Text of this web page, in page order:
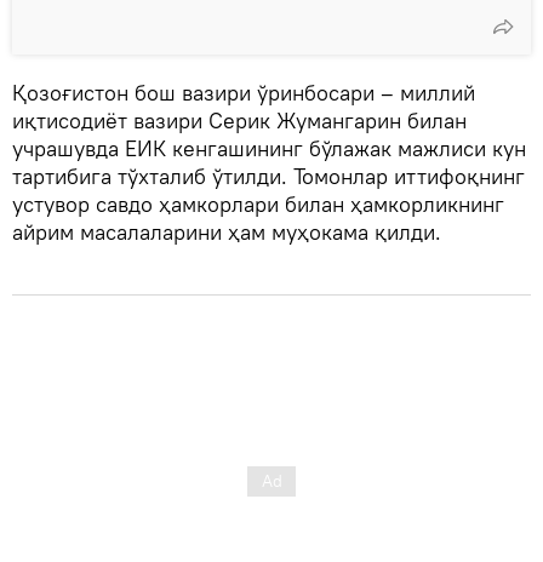
Қозоғистон бош вазири ўринбосари – миллий
иқтисодиёт вазири Серик Жумангарин билан
учрашувда ЕИК кенгашининг бўлажак мажлиси кун
тартибига тўхталиб ўтилди. Томонлар иттифоқнинг
устувор савдо ҳамкорлари билан ҳамкорликнинг
айрим масалаларини ҳам муҳокама қилди.